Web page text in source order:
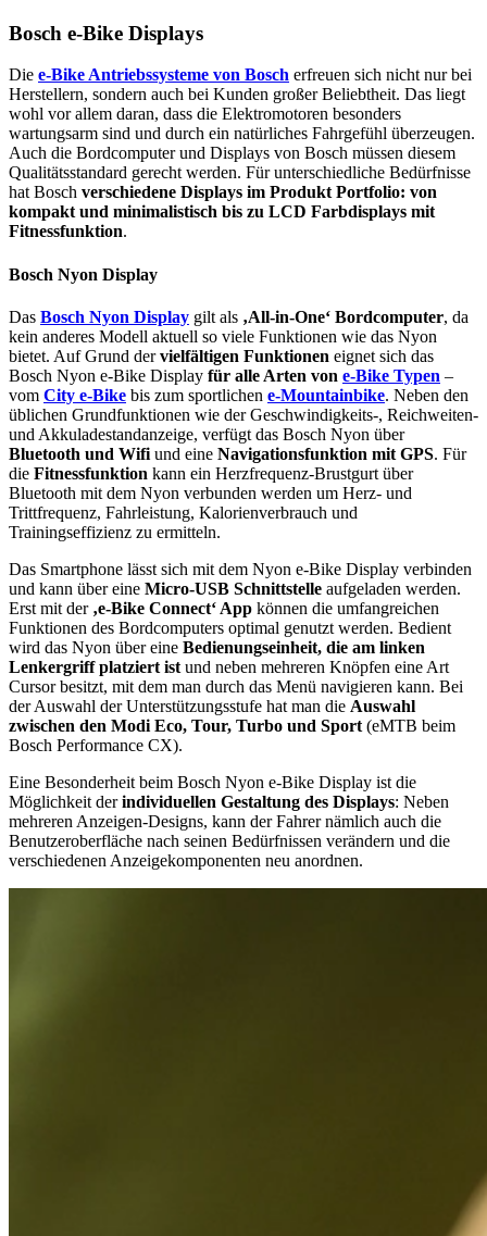
Bosch e-Bike Displays
Die e-Bike Antriebssysteme von Bosch erfreuen sich nicht nur bei
Herstellern, sondern auch bei Kunden großer Beliebtheit. Das liegt
wohl vor allem daran, dass die Elektromotoren besonders
wartungsarm sind und durch ein natürliches Fahrgefühl überzeugen.
Auch die Bordcomputer und Displays von Bosch müssen diesem
Qualitätsstandard gerecht werden. Für unterschiedliche Bedürfnisse
hat Bosch verschiedene Displays im Produkt Portfolio: von
kompakt und minimalistisch bis zu LCD Farbdisplays mit
Fitnessfunktion.
Bosch Nyon Display
Das Bosch Nyon Display gilt als ‚All-in-One‘ Bordcomputer, da
kein anderes Modell aktuell so viele Funktionen wie das Nyon
bietet. Auf Grund dervielfältigen Funktionen eignet sich das
Bosch Nyon e-Bike Display für alle Arten von e-Bike Typen –
vom City e-Bike bis zum sportlichen e-Mountainbike. Neben den
üblichen Grundfunktionen wie der Geschwindigkeits-, Reichweiten-
und Akkuladestandanzeige, verfügt das Bosch Nyon über
Bluetooth und Wifi und eine Navigationsfunktion mit GPS. Für
die Fitnessfunktion kann ein Herzfrequenz-Brustgurt über
Bluetooth mit dem Nyon verbunden werden um Herz- und
Trittfrequenz, Fahrleistung, Kalorienverbrauch und
Trainingseffizienz zu ermitteln.
Das Smartphone lässt sich mit dem Nyon e-Bike Display verbinden
und kann über eine Micro-USB Schnittstelle aufgeladen werden.
Erst mit der ‚e-Bike Connect‘ App können die umfangreichen
Funktionen des Bordcomputers optimal genutzt werden. Bedient
wird das Nyon über eine Bedienungseinheit, die am linken
Lenkergriff platziert ist und neben mehreren Knöpfen eine Art
Cursor besitzt, mit dem man durch das Menü navigieren kann. Bei
der Auswahl der Unterstützungsstufe hat man die Auswahl
zwischen den Modi Eco, Tour, Turbo und Sport (eMTB beim
Bosch Performance CX).
Eine Besonderheit beim Bosch Nyon e-Bike Display ist die
Möglichkeit derindividuellen Gestaltung des Displays: Neben
mehreren Anzeigen-Designs, kann der Fahrer nämlich auch die
Benutzeroberfläche nach seinen Bedürfnissen verändern und die
verschiedenen Anzeigekomponenten neu anordnen.